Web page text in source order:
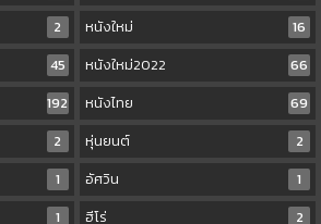
2 หนังใหม่
16
45 หนังใหม่2022
66
192 หนังไทย
69
2 หุ่นยนต์
2
1 อัศวิน
1
1 ฮีโร่
2